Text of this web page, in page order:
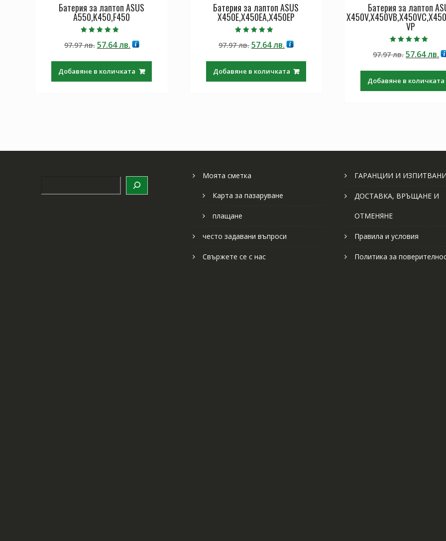
Батерия за лаптоп ASUS
A550,K450,F450
4.50
от 5
97.97лв. Original
97.97 лв..
57.64лв.Текущата
57.64 лв..
Добавяне в количката
Батерия за лаптоп ASUS
X450E,X450EA,X450EP
4.50
от 5
97.97лв. Original
97.97 лв..
57.64лв.Текущата
57.64 лв..
Добавяне в количката
Батерия за лаптоп
VP
5.00
от 5
97.97лв. Original
97.97 лв..
57.64лв.
Добавяне в количката
Моята сметка
Карта за пазаруване
плащане
често задавани въпроси
Свържете се с нас
ГАРАНЦИИ И
ДОСТАВКА, ВРЪЩАНЕ И
ОТМЕНЯНЕ
Правила и условия
Политика за